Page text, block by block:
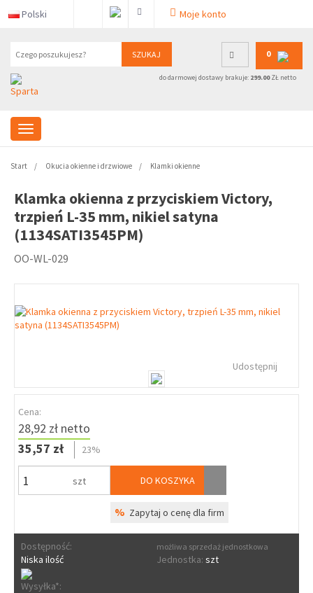
Polski Moje konto
SZUKAJ 0
do darmowej dostawy brakuje: 299.00ZŁ netto
Start Okucia okienne i drzwiowe Klamki okienne
Klamka okienna z przyciskiem Victory,
trzpień L-35 mm, nikiel satyna
(1134SATI3545PM)
OO-WL-029
Udostępnij
Cena:
28,92 zł netto
35,57 zł
23%
szt DO KOSZYKA
% Zapytaj o cenę dla firm
Dostępność:
Niska ilość
możliwa sprzedaż jednostkowa
Jednostka: szt
Wysyłka*: